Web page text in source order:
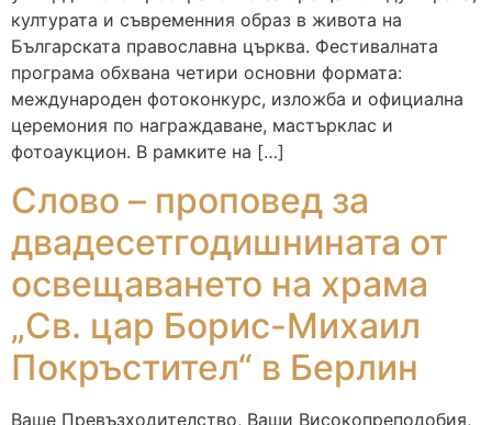
културата и съвременния образ в живота на
Българската православна църква. Фестивалната
програма обхвана четири основни формата:
международен фотоконкурс, изложба и официална
церемония по награждаване, мастърклас и
фотоаукцион. В рамките на […]
Слово – проповед за
двадесетгодишнината от
освещаването на храма
„Св. цар Борис-Михаил
Покръстител“ в Берлин
Ваше Превъзходителство, Ваши Високопреподобия,